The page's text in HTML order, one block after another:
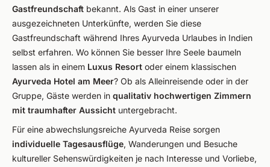
Gastfreundschaft bekannt. Als Gast in einer unserer
ausgezeichneten Unterkünfte, werden Sie diese
Gastfreundschaft während Ihres Ayurveda Urlaubes in Indien
selbst erfahren. Wo können Sie besser Ihre Seele baumeln
lassen als in einem Luxus Resort oder einem klassischen
Ayurveda Hotel am Meer? Ob als Alleinreisende oder in der
Gruppe, Gäste werden in qualitativ hochwertigen Zimmern
mit traumhafter Aussicht untergebracht.
Für eine abwechslungsreiche Ayurveda Reise sorgen
individuelle Tagesausflüge, Wanderungen und Besuche
kultureller Sehenswürdigkeiten je nach Interesse und Vorliebe,